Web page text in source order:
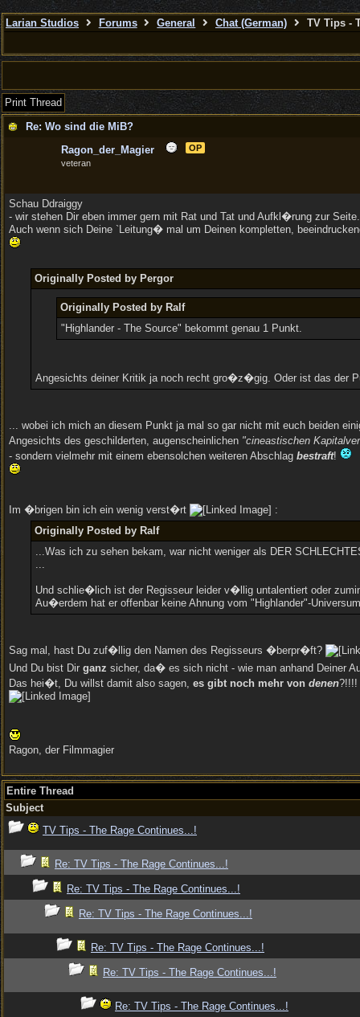
Larian Studios Forums General Chat (German) TV Tips -
Print Thread
Re: Wo sind die MiB?
Ragon_der_Magier
OP
veteran
Schau Ddraiggy
- wir stehen Dir eben immer gern mit Rat und Tat und Aufkl�rung zur Seite.
Auch wenn sich Deine `Leitung� mal um Deinen kompletten,
Originally Posted by Pergor
Originally Posted by Ralf
"Highlander - The Source" bekommt genau 1 Punkt.
Angesichts deiner Kritik ja noch recht gro�z�gig. Oder ist das der
... wobei ich mich an diesem Punkt ja mal so gar nicht mit euch beiden
Angesichts des geschilderten, augenscheinlichen "cineastischen
- sondern vielmehr mit einem ebensolchen weiteren Abschlag bestraft!
Im �brigen bin ich ein wenig verst�rt
:
Originally Posted by Ralf
...Was ich zu sehen bekam, war nicht weniger als DER
...
Und schlie�lich ist der Regisseur leider v�llig untalentiert oder
Au�erdem hat er offenbar keine Ahnung vom "Highlander"-
Sag mal, hast Du zuf�llig den Namen des Regisseurs �berpr�ft?
Und Du bist Dir ganz sicher, da� es sich nicht - wie man anhand
Das hei�t, Du willst damit also sagen, es gibt noch mehr von denen?!!!!
Ragon, der Filmmagier
Entire Thread
Subject
TV Tips - The Rage Continues...!
Re: TV Tips - The Rage Continues...!
Re: TV Tips - The Rage Continues...!
Re: TV Tips - The Rage Continues...!
Re: TV Tips - The Rage Continues...!
Re: TV Tips - The Rage Continues...!
Re: TV Tips - The Rage Continues...!